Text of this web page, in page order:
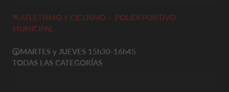
🏃ATLETISMO Y CICLISMO - POLIDEPORTIVO
MUNICIPAL
🕠MARTES y JUEVES 15h30-16h45
TODAS LAS CATEGORÍAS